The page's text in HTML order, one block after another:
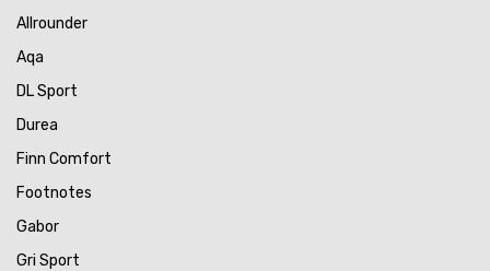
Allrounder
Aqa
DL Sport
Durea
Finn Comfort
Footnotes
Gabor
Gri Sport